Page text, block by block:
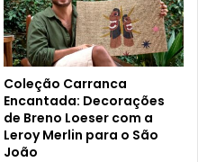
Coleção Carranca
Encantada: Decorações
de Breno Loeser com a
Leroy Merlin para o São
João